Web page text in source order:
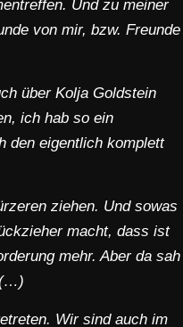
Und zu meiner
von mir, bzw. Freunde
über Kolja Goldstein
ich hab so ein
den eigentlich komplett
ziehen. Und sowas
macht, dass ist
mehr. Aber da sah
(…)
Wir sind auch im